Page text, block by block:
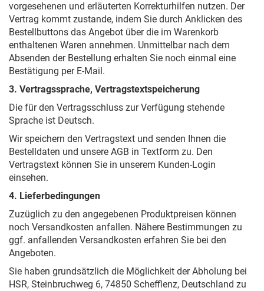
vorgesehenen und erläuterten Korrekturhilfen nutzen. Der
Vertrag kommt zustande, indem Sie durch Anklicken des
Bestellbuttons das Angebot über die im Warenkorb
enthaltenen Waren annehmen. Unmittelbar nach dem
Absenden der Bestellung erhalten Sie noch einmal eine
Bestätigung per E-Mail.
3. Vertragssprache, Vertragstextspeicherung
Die für den Vertragsschluss zur Verfügung stehende
Sprache ist Deutsch.
Wir speichern den Vertragstext und senden Ihnen die
Bestelldaten und unsere AGB in Textform zu. Den
Vertragstext können Sie in unserem Kunden-Login
einsehen.
4. Lieferbedingungen
Zuzüglich zu den angegebenen Produktpreisen können
noch Versandkosten anfallen. Nähere Bestimmungen zu
ggf. anfallenden Versandkosten erfahren Sie bei den
Angeboten.
Sie haben grundsätzlich die Möglichkeit der Abholung bei
HSR, Steinbruchweg 6, 74850 Schefflenz, Deutschland zu